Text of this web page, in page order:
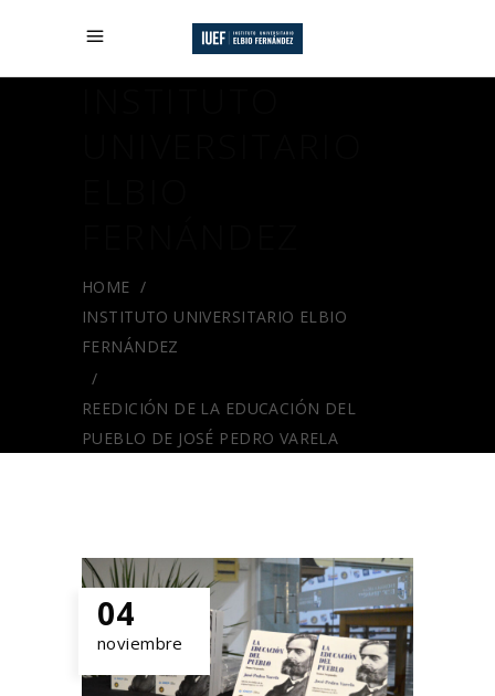
HOME /
INSTITUTO UNIVERSITARIO ELBIO
FERNÁNDEZ
/
REEDICIÓN DE LA EDUCACIÓN DEL
PUEBLO DE JOSÉ PEDRO VARELA
04
noviembre